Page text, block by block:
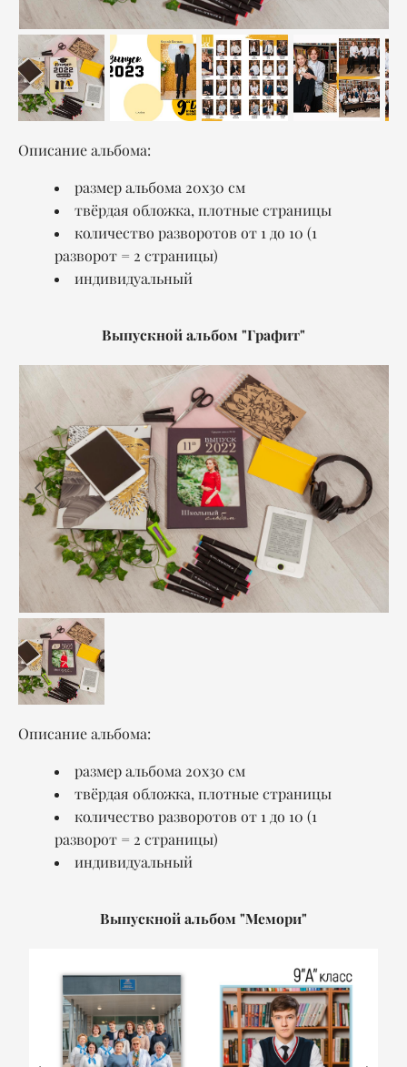
Описание альбома:
размер альбома 20x30 см
твёрдая обложка, плотные страницы
количество разворотов от 1 до 10 (1
разворот = 2 страницы)
индивидуальный
Выпускной альбом "Графит"
Описание альбома:
размер альбома 20x30 см
твёрдая обложка, плотные страницы
количество разворотов от 1 до 10 (1
разворот = 2 страницы)
индивидуальный
Выпускной альбом "Мемори"